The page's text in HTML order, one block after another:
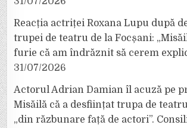
Reacția actriței Roxana Lupu după
trupei de teatru de la Focșani:
furie că am îndrăznit să cerem
31/07/2026
Actorul Adrian Damian îl acuză pe
Misăilă că a desființat trupa de
„din răzbunare față de actori”.